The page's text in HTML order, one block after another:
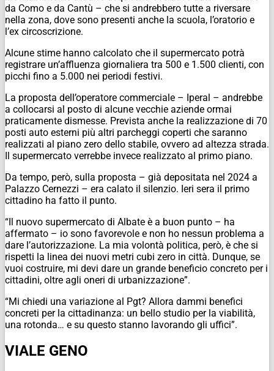
da Como e da Cantù – che si andrebbero tutte a riversare
nella zona, dove sono presenti anche la scuola, l’oratorio e
l’ex circoscrizione.
Alcune stime hanno calcolato che il supermercato potrà
registrare un’affluenza giornaliera tra 500 e 1.500 clienti, con
picchi fino a 5.000 nei periodi festivi.
La proposta dell’operatore commerciale – Iperal – andrebbe
a collocarsi al posto di alcune vecchie aziende ormai
praticamente dismesse. Prevista anche la realizzazione di 70
posti auto esterni più altri parcheggi coperti che saranno
realizzati al piano zero dello stabile, ovvero ad altezza strada.
Il supermercato verrebbe invece realizzato al primo piano.
Da tempo, però, sulla proposta – già depositata nel 2024 a
Palazzo Cernezzi – era calato il silenzio. Ieri sera il primo
cittadino ha fatto il punto.
“Il nuovo supermercato di Albate è a buon punto – ha
affermato – io sono favorevole e non ho nessun problema a
dare l’autorizzazione. La mia volontà politica, però, è che si
rispetti la linea dei nuovi metri cubi zero in città. Dunque, se
vuoi costruire, mi devi dare un grande beneficio concreto per i
cittadini, oltre agli oneri di urbanizzazione”.
“Mi chiedi una variazione al Pgt? Allora dammi benefici
concreti per la cittadinanza: un bello studio per la viabilità,
una rotonda… e su questo stanno lavorando gli uffici”.
VIALE GENO